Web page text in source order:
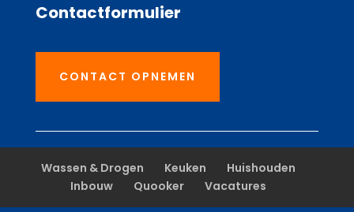
Contactformulier
CONTACT OPNEMEN
Wassen & Drogen Keuken
Huishouden
Inbouw
Quooker Vacatures